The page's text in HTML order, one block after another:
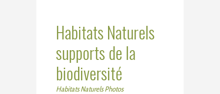
Habitats Naturels
supports de la
biodiversité
Habitats Naturels Photos